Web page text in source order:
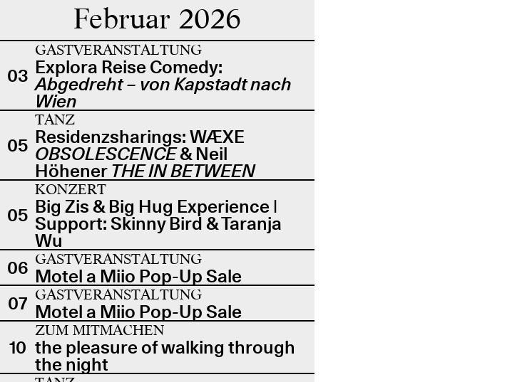
Februar 2026
03
GASTVERANSTALTUNG
Explora Reise Comedy:
Abgedreht – von Kapstadt nach
Wien
05
TANZ
Residenzsharings: WÆXE
OBSOLESCENCE& Neil
Höhener THE IN BETWEEN
05
KONZERT
Big Zis & Big Hug Experience |
Support: Skinny Bird & Taranja
Wu
06 GASTVERANSTALTUNG
Motel a Miio Pop-Up Sale
07 GASTVERANSTALTUNG
Motel a Miio Pop-Up Sale
10
ZUM MITMACHEN
the pleasure of walking through
the night